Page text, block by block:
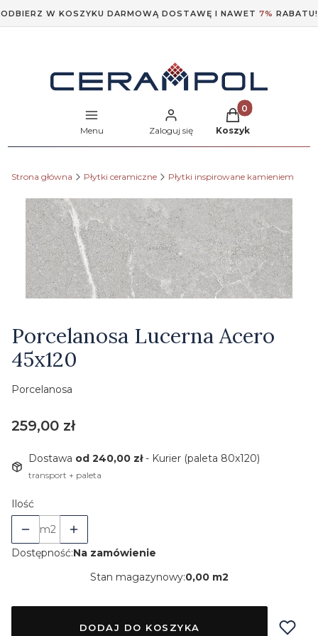
ODBIERZ W KOSZYKU DARMOWĄ DOSTAWĘ I NAWET 7% RABATU!
Menu Zaloguj się
Produkty w
Koszyk
Strona główna Płytki ceramiczne Płytki inspirowane kamieniem
Porcelanosa Lucerna Acero
45x120
Porcelanosa
Cena
259,00 zł
Dostawa od 240,00 zł- Kurier (paleta 80x120)
transport + paleta
Ilość
m2
Dostępność:Na zamówienie
Stan magazynowy:0,00 m2
DODAJ DO KOSZYKA